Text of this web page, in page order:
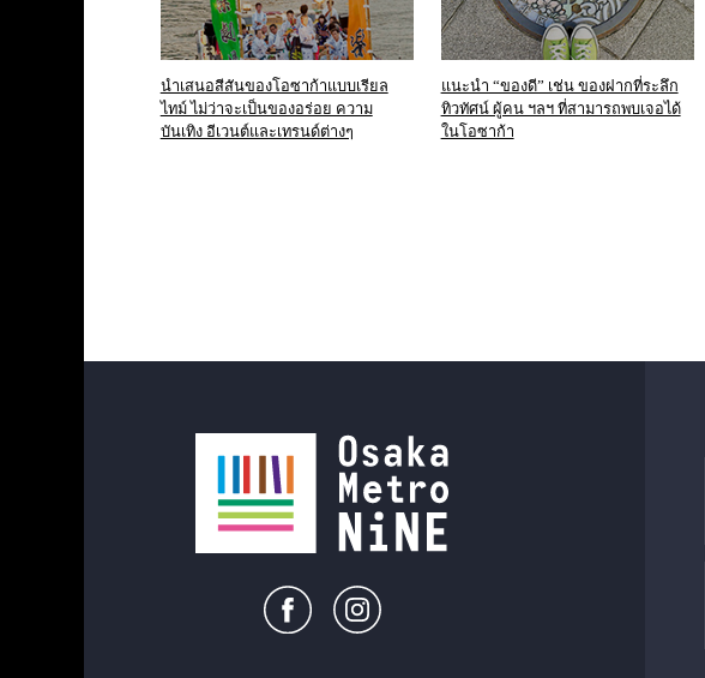
นำเสนอสีสันของโอซาก้าแบบเรียล
ไทม์ ไม่ว่าจะเป็นของอร่อย ความ
บันเทิง อีเวนต์และเทรนด์ต่างๆ
แนะนำ “ของดี” เช่น ของฝากที่ระลึก
ทิวทัศน์ ผู้คน ฯลฯ ที่สามารถพบเจอได้
ในโอซาก้า